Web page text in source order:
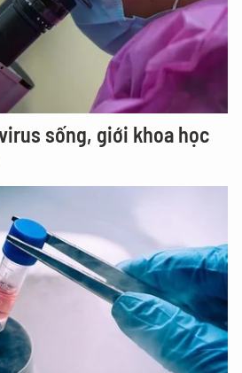
sống, giới khoa học